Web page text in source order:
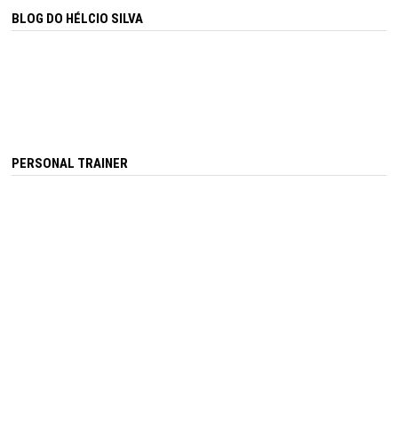
BLOG DO HÉLCIO SILVA
PERSONAL TRAINER